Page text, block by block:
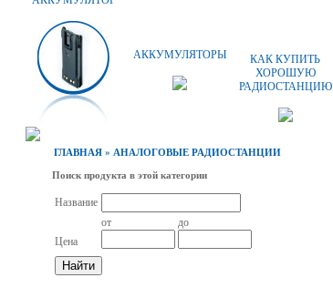
АККУМУЛЯТОРЫ
КАК КУПИТЬ
ХОРОШУЮ
РАДИОСТАНЦИЮ
ГЛАВНАЯ » АНАЛОГОВЫЕ РАДИОСТАНЦИИ
Поиск продукта в этой категории
Название
Цена
от до